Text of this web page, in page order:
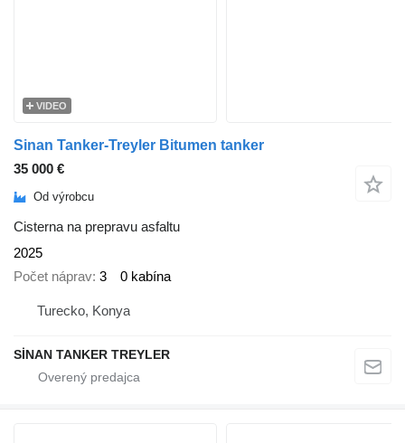
VIDEO
Sinan Tanker-Treyler Bitumen tanker
35 000 €
Od výrobcu
Cisterna na prepravu asfaltu
2025
Počet náprav 3 0 kabína
Turecko, Konya
SİNAN TANKER TREYLER